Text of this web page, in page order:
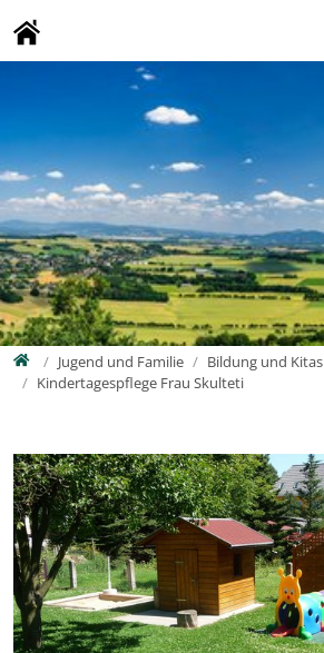
HomeJugend und Familie
Bildung und Kitas
Kindertagespflege Frau Skulteti